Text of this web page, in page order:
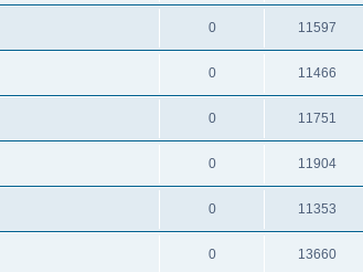
0 11597
0 11466
0 11751
0 11904
0 11353
0 13660